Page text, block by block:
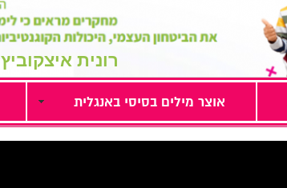
רונית איצקוביץ
אוצר מילים בסיסי באנגלית